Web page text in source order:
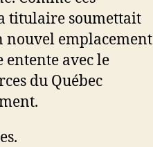
titulaire soumettait
nouvel emplacement
entente avec le
du Québec